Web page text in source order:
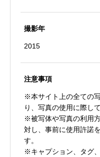
撮影年
2015
注意事項
※本サイト上の全ての
り、写真の使用に際し
※被写体や写真の利用
対し、事前に使用許諾
す。
※キャプション、タグ